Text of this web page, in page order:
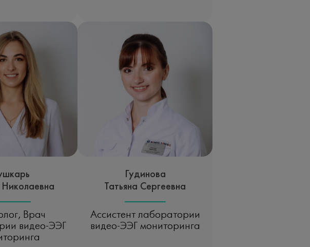
Николаевна
Врач
видео-ЭЭГ
Гудинова
Татьяна Сергеевна
Ассистент лаборатории
видео-ЭЭГ мониторинга